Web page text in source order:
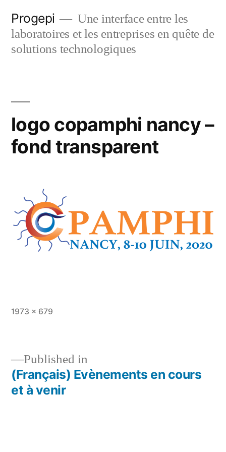
content
Progepi
Une interface entre les
laboratoires et les entreprises en quête de
solutions technologiques
logo copamphi nancy –
fond transparent
Full
1973 × 679
Post
Published in
(Français) Evènements en cours
et à venir